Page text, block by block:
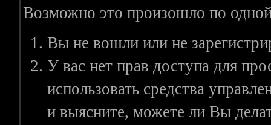
Возможно это произошло по
Вы не вошли или не
У вас нет прав доступа для
использовать средства
и выясните, можете ли Вы